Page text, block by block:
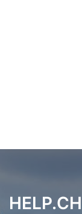
HELP.CH